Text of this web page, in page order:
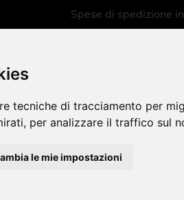
tecniche di tracciamento per
per analizzare il traffico sul
le mie impostazioni
Spese di spedizione